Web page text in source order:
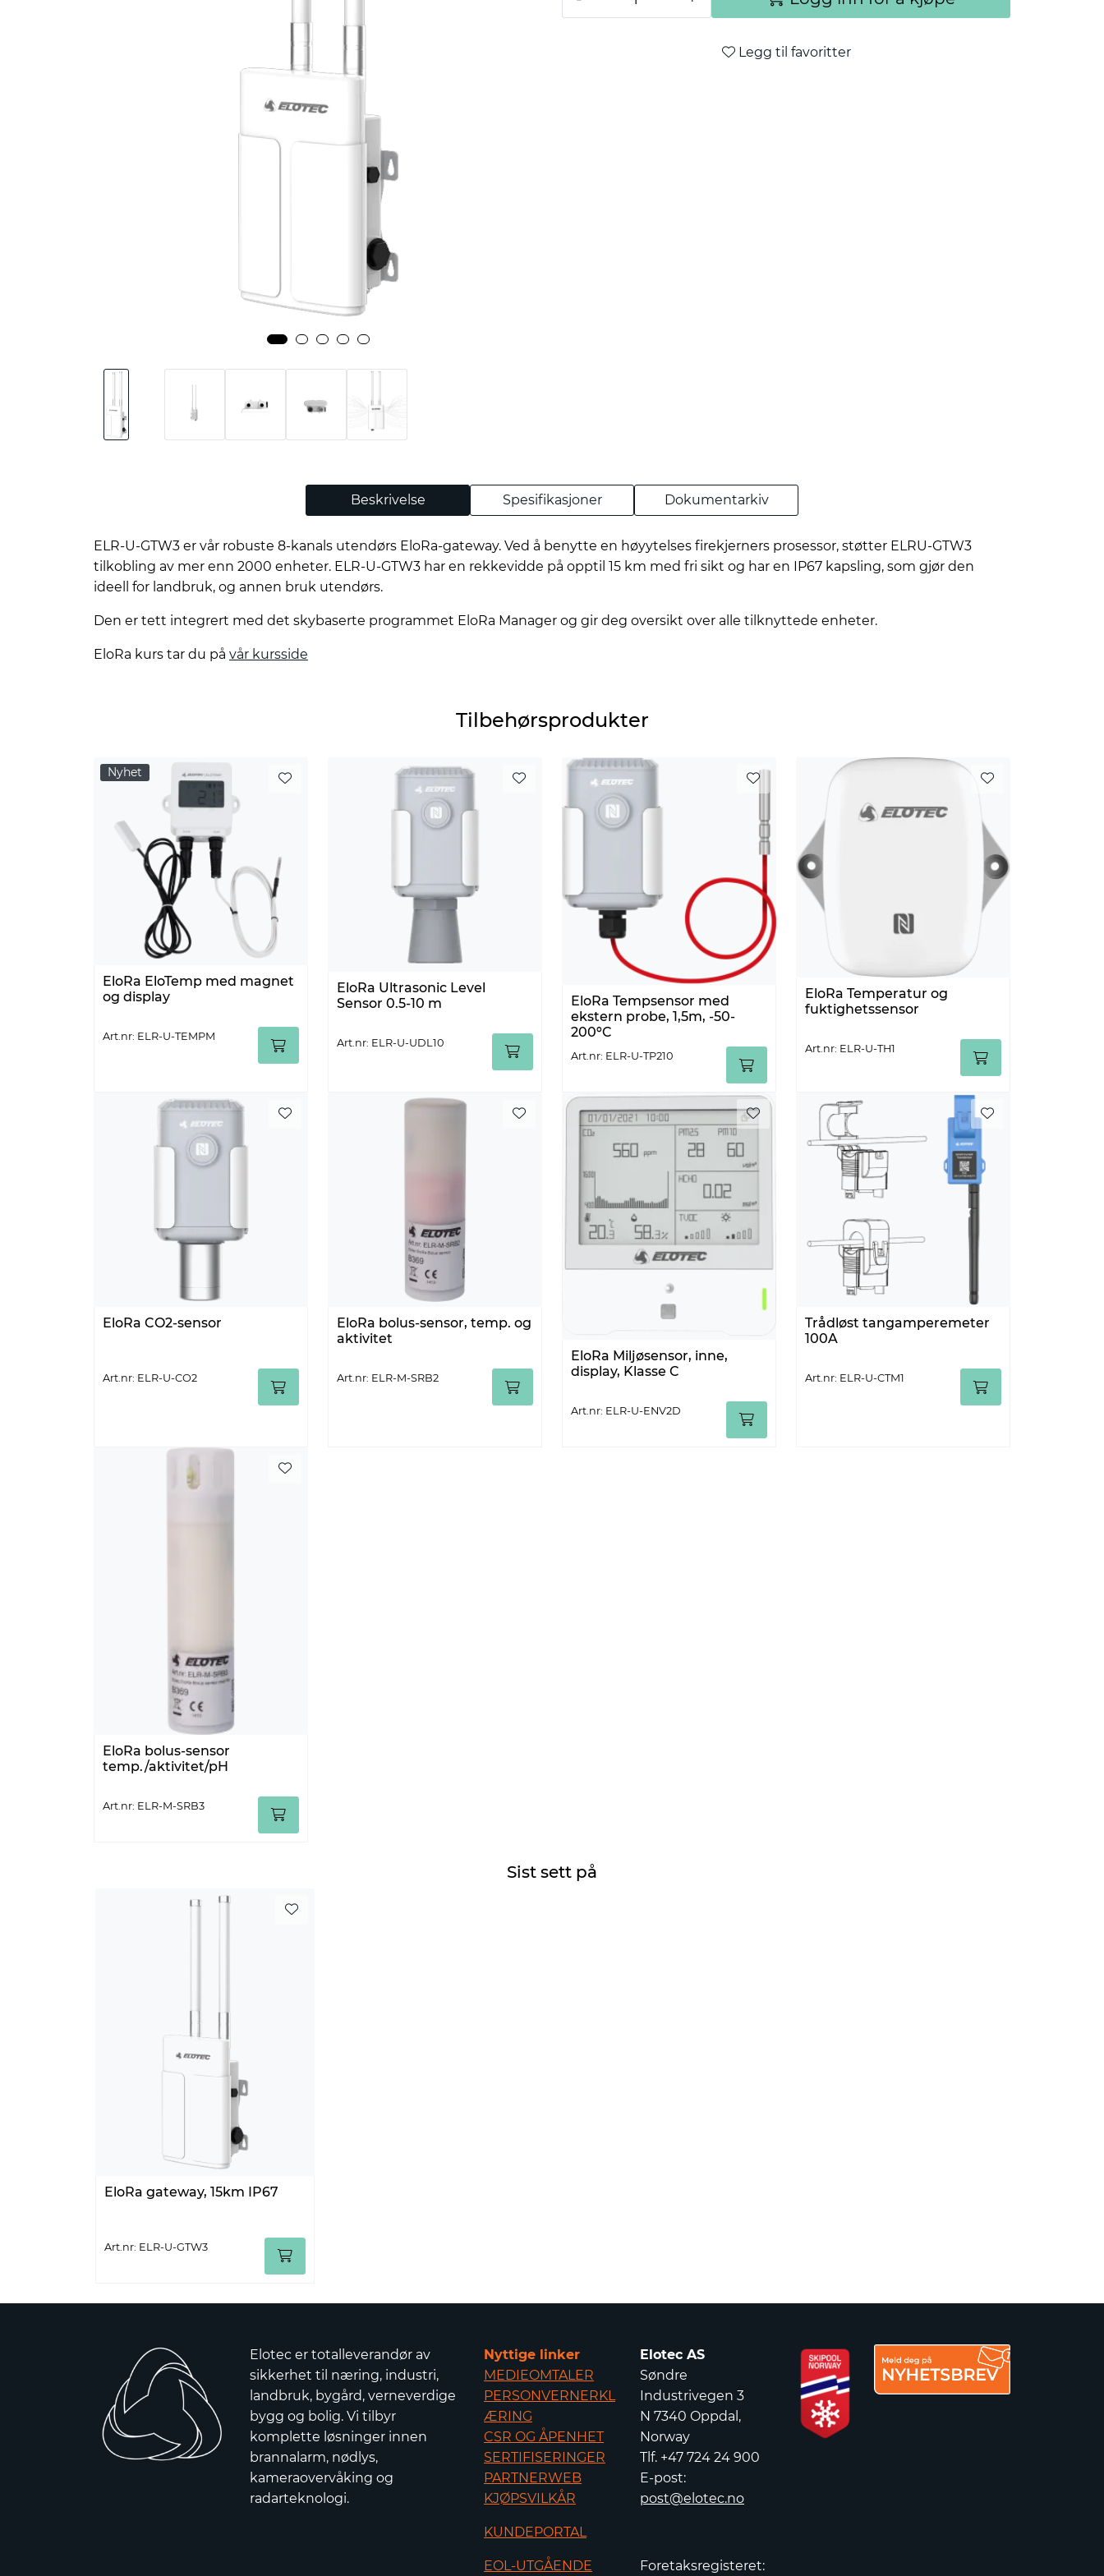
Legg til favoritter
Beskrivelse Spesifikasjoner Dokumentarkiv
ELR-U-GTW3 er vår robuste 8-kanals utendørs EloRa-gateway. Ved å benytte en høyytelses firekjerners prosessor, støtter ELRU-GTW3
tilkobling av mer enn 2000 enheter. ELR-U-GTW3 har en rekkevidde på opptil 15 km med fri sikt og har en IP67 kapsling, som gjør den
ideell for landbruk, og annen bruk utendørs.
Den er tett integrert med det skybaserte programmet EloRa Manager og gir deg oversikt over alle tilknyttede enheter.
EloRa kurs tar du på vår kursside
Tilbehørsprodukter
Nyhet
EloRa EloTemp med magnet
og display
Art.nr: ELR-U-TEMPM
EloRa Ultrasonic Level
Sensor 0.5-10 m
Art.nr: ELR-U-UDL10
EloRa Tempsensor med
ekstern probe, 1,5m, -50-
200ºC
Art.nr: ELR-U-TP210
EloRa Temperatur og
fuktighetssensor
Art.nr: ELR-U-TH1
EloRa CO2-sensor
Art.nr: ELR-U-CO2
EloRa bolus-sensor, temp. og
aktivitet
Art.nr: ELR-M-SRB2
EloRa Miljøsensor, inne,
display, Klasse C
Art.nr: ELR-U-ENV2D
Trådløst tangamperemeter
100A
Art.nr: ELR-U-CTM1
EloRa bolus-sensor
temp./aktivitet/pH
Art.nr: ELR-M-SRB3
Sist sett på
EloRa gateway, 15km IP67
Art.nr: ELR-U-GTW3
Elotec er totalleverandør av
sikkerhet til næring, industri,
landbruk, bygård, verneverdige
bygg og bolig. Vi tilbyr
komplette løsninger innen
brannalarm, nødlys,
kameraovervåking og
radarteknologi.
Nyttige linker
MEDIEOMTALER
PERSONVERNERKL
ÆRING
CSR OG ÅPENHET
SERTIFISERINGER
PARTNERWEB
KJØPSVILKÅR
KUNDEPORTAL
EOL-UTGÅENDE
Elotec AS
Søndre
Industrivegen 3
N 7340 Oppdal,
Norway
Tlf. +47 724 24 900
E-post:
post@elotec.no
Foretaksregisteret: